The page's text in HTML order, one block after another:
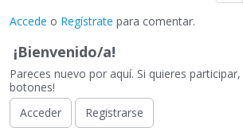
Accede o Regístrate para comentar.
¡Bienvenido/a!
Pareces nuevo por aquí. Si quieres
botones!
Acceder
Registrarse